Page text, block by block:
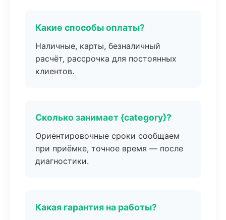
Какие способы оплаты?
Наличные, карты, безналичный
расчёт, рассрочка для постоянных
клиентов.
Сколько занимает {category}?
Ориентировочные сроки сообщаем
при приёмке, точное время — после
диагностики.
Какая гарантия на работы?